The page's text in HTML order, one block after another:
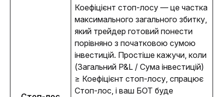
Коефіцієнт стоп-лосу — це частка
максимального загального збитку,
який трейдер готовий понести
порівняно з початковою сумою
інвестицій. Простіше кажучи, коли
(Загальний P&L / Сума інвестицій)
≥ Коефіцієнт стоп-лосу, спрацює
Стоп-лос, і ваш БОТ буде